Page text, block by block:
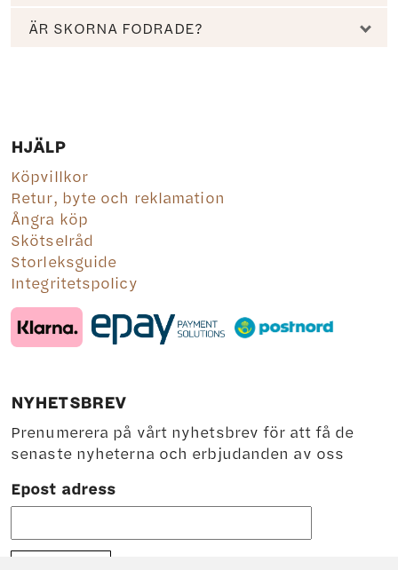
ÄR SKORNA FODRADE?
HJÄLP
Köpvillkor
Retur, byte och reklamation
Ångra köp
Skötselråd
Storleksguide
Integritetspolicy
NYHETSBREV
Prenumerera på vårt nyhetsbrev för att få de
senaste nyheterna och erbjudanden av oss
Epost adress